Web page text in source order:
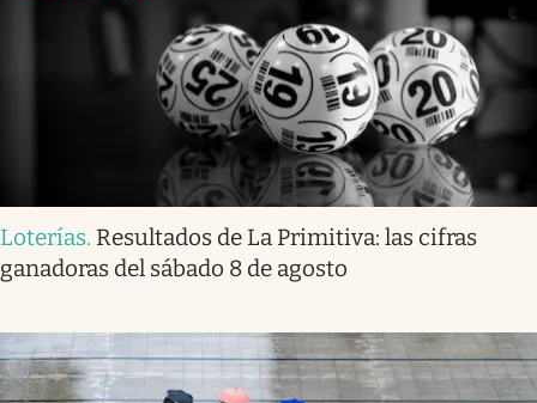
Loterías. Resultados de La Primitiva: las cifras
ganadoras del sábado 8 de agosto